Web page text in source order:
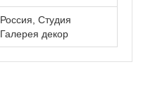
Россия, Студия
Галерея декор